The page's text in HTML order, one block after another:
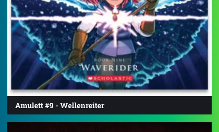
Amulett #9 - Wellenreiter